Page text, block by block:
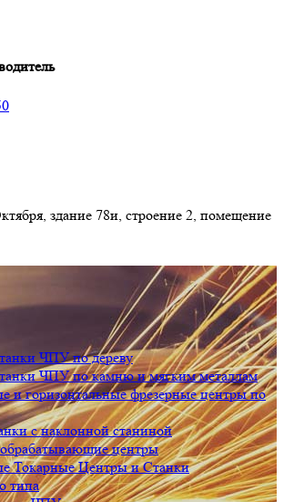
здание 78и, строение 2, помещение
ЧПУ по дереву
ЧПУ по камню и мягким металлам
и горизонтальные фрезерные центры по
с наклонной станиной
центры
Токарные Центры и Станки
типа